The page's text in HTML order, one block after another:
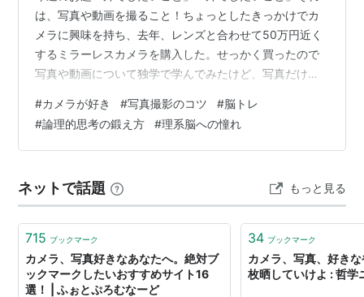
は、写真や動画を撮ること！ちょっとしたきっかけでカ
メラに興味を持ち、去年、レンズと合わせて50万円近く
するミラーレスカメラを購入した。せっかく買ったので
写真や動画について独学で学んでみたけど、写真だけで
的な思考」が要求されるところ。「絵を描く」のに近い
けど、「デッサン」などの下積みスキルが必要なく「視
覚的な思考」の部分に専念できるのが面白い。写真がう
シャッター切ってるよね。今回はこの「視覚的な思考」
について掘り下げて考えてみようと思う。 目次 上…
#カメラが好き #写真撮影のコツ #脳トレ
#論理的思考の鍛え方 #理系脳への憧れ
ネットで話題 もっと見る
715 ブックマーク
カメラ、写真好きなあなたへ。絶対ブ
ックマークしたいおすすめサイト16
選！ | ふぉとぷろむなーど
34 ブックマーク
カメラ、写真、好き
枚晒していけよ : 哲